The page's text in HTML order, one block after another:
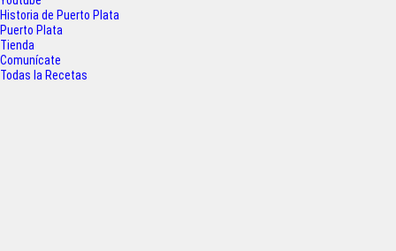
o
k
r
p
Historia de Puerto Plata
Puerto Plata
Tienda
Comunícate
Todas la Recetas